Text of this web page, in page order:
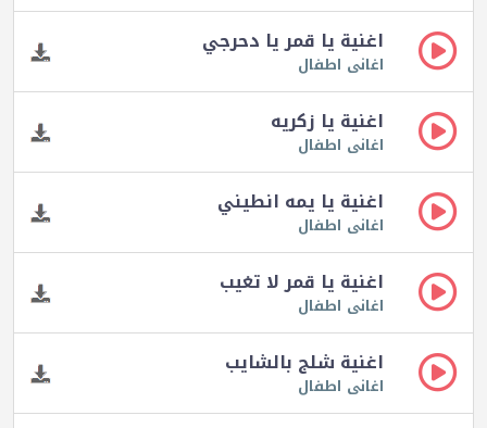
اغنية يا قمر يا دحرجي
اغانى اطفال
اغنية يا زكريه
اغانى اطفال
اغنية يا يمه انطيني
اغانى اطفال
اغنية يا قمر لا تغيب
اغانى اطفال
اغنية شلج بالشايب
اغانى اطفال